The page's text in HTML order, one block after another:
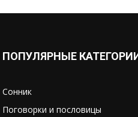
ПОПУЛЯРНЫЕ
Сонник
Поговорки и пословицы